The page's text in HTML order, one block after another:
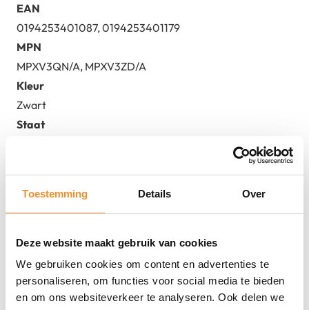
Toestemming Details Over
Deze website maakt gebruik van cookies
We gebruiken cookies om content en advertenties te
personaliseren, om functies voor social media te bieden
en om ons websiteverkeer te analyseren. Ook delen we
EAN
0194253401087, 0194253401179
MPN
MPXV3QN/A, MPXV3ZD/A
Kleur
Zwart
Staat
Direct erbij bestellen